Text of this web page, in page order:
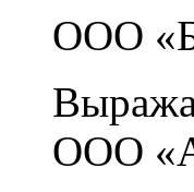
ООО
ООО